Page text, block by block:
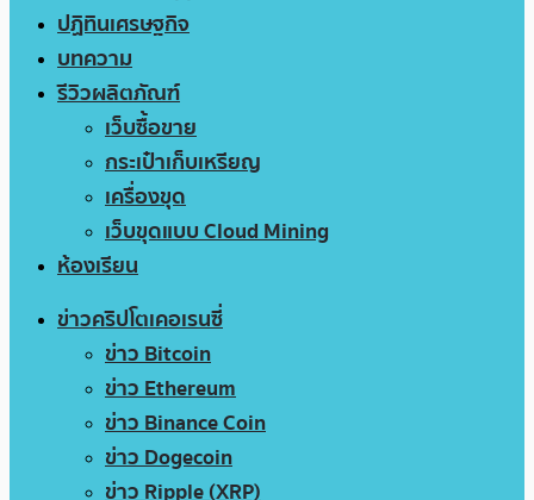
ปฏิทินเศรษฐกิจ
บทความ
รีวิวผลิตภัณฑ์
เว็บซื้อขาย
กระเป๋าเก็บเหรียญ
เครื่องขุด
เว็บขุดแบบ Cloud Mining
ห้องเรียน
ข่าวคริปโตเคอเรนซี่
ข่าว Bitcoin
ข่าว Ethereum
ข่าว Binance Coin
ข่าว Dogecoin
ข่าว Ripple (XRP)